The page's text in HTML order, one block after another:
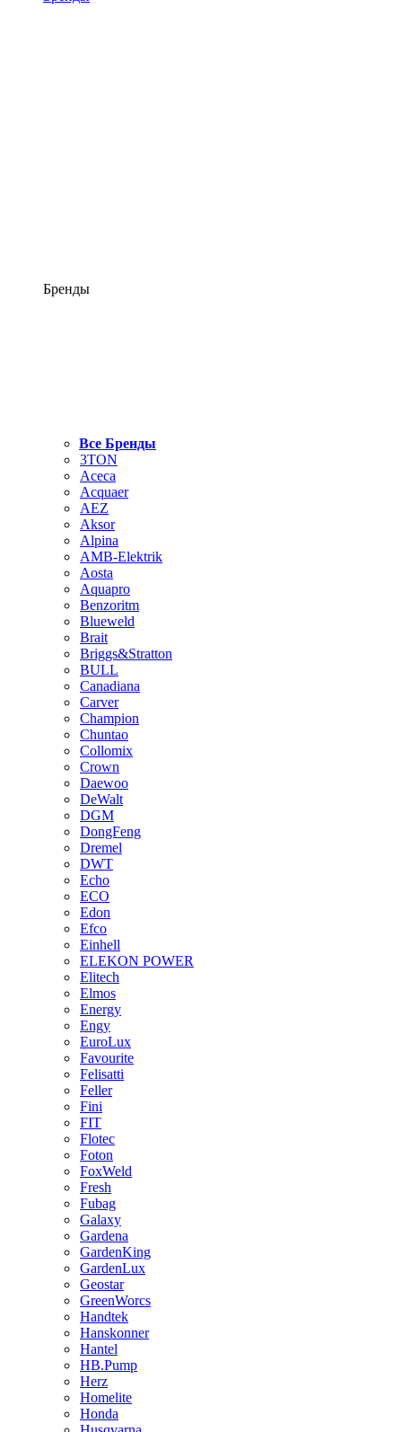
Бренды
Все Бренды
3TON
Aceca
Acquaer
AEZ
Aksor
Alpina
AMB-Elektrik
Aosta
Aquapro
Benzoritm
Blueweld
Brait
Briggs&Stratton
BULL
Canadiana
Carver
Champion
Chuntao
Collomix
Crown
Daewoo
DeWalt
DGM
DongFeng
Dremel
DWT
Echo
ECO
Edon
Efco
Einhell
ELEKON POWER
Elitech
Elmos
Energy
Engy
EuroLux
Favourite
Felisatti
Feller
Fini
FIT
Flotec
Foton
FoxWeld
Fresh
Fubag
Galaxy
Gardena
GardenKing
GardenLux
Geostar
GreenWorcs
Handtek
Hanskonner
Hantel
HB.Pump
Herz
Homelite
Honda